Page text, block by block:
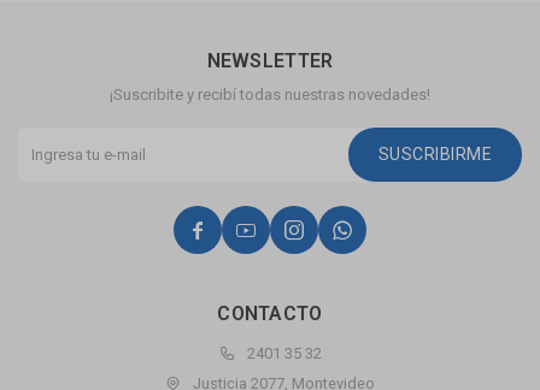
CONTACTO
2401 35 32
Justicia 2077, Montevideo
NEWSLETTER
¡Suscribite y recibí todas nuestras novedades!
SUSCRIBIRME
   